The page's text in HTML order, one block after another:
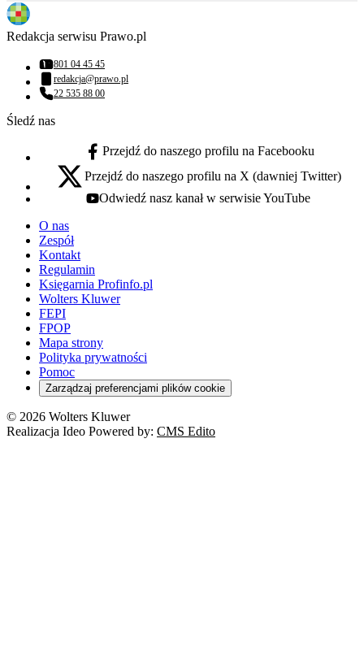
Redakcja serwisu Prawo.pl
Numer telefonu:
801 04 45 45
Adres email:
redakcja@prawo.pl
Numer telefonu:
22 535 88 00
Śledź nas
facebook - otwiera się w nowej karcie
Przejdź do naszego profilu na Facebooku
x - otwiera się w nowej karcie
Przejdź do naszego profilu na X (dawniej Twitter)
youtube - otwiera się w nowej karcie
Odwiedź nasz kanał w serwisie YouTube
O nas
Zespół
Kontakt
Regulamin
Księgarnia Profinfo.pl
Wolters Kluwer
FEPI
FPOP
Mapa strony
Polityka prywatności
Pomoc
Zarządzaj preferencjami plików cookie
© 2026 Wolters Kluwer
Realizacja Ideo Powered by: CMS Edito